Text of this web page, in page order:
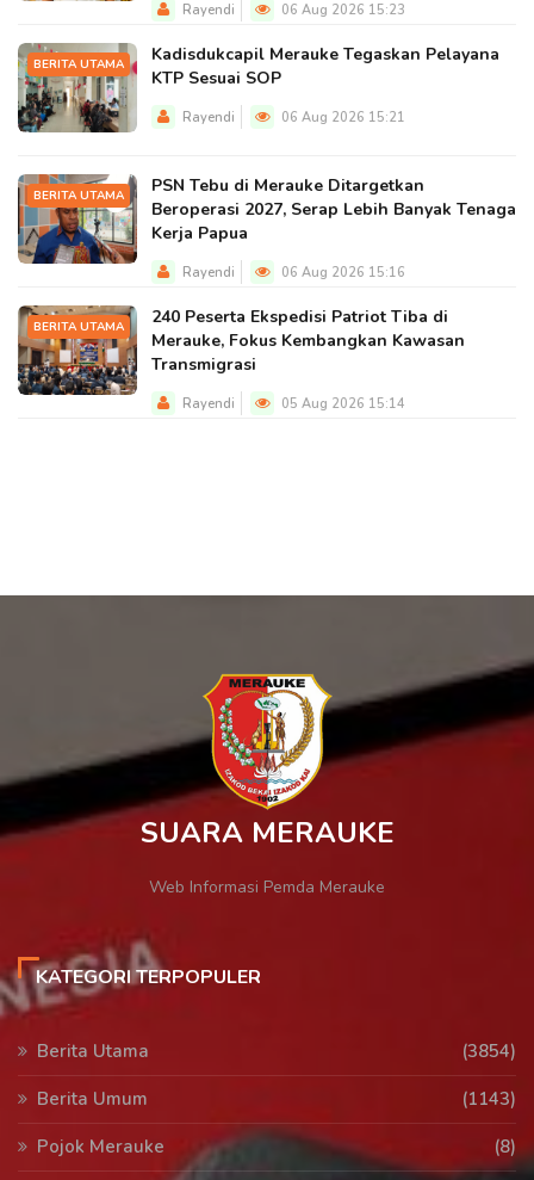
Rayendi 06 Aug 2026 15:23
BERITA UTAMA
Kadisdukcapil Merauke Tegaskan Pelayana
KTP Sesuai SOP
Rayendi 06 Aug 2026 15:21
BERITA UTAMA
PSN Tebu di Merauke Ditargetkan
Beroperasi 2027, Serap Lebih Banyak Tenaga
Kerja Papua
Rayendi 06 Aug 2026 15:16
BERITA UTAMA
240 Peserta Ekspedisi Patriot Tiba di
Merauke, Fokus Kembangkan Kawasan
Transmigrasi
Rayendi 05 Aug 2026 15:14
SUARA MERAUKE
Web Informasi Pemda Merauke
KATEGORI TERPOPULER
Berita Utama
(3854)
Berita Umum
(1143)
Pojok Merauke
(8)